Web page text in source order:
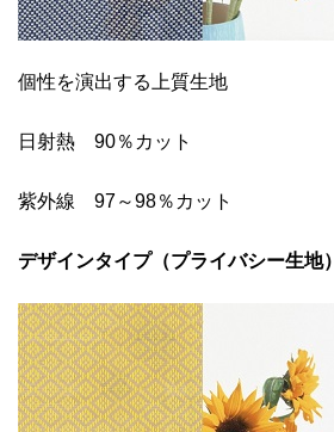
個性を演出する上質生地
日射熱 90％カット
紫外線 97～98％カット
デザインタイプ（プライバシー生地）